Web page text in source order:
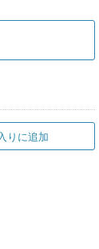
りに追加